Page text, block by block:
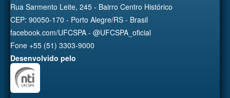
Rua Sarmento Leite, 245 - Bairro Centro Histórico
CEP: 90050-170 - Porto Alegre/RS - Brasil
facebook.com/UFCSPA - @UFCSPA_oficial
Fone +55 (51) 3303-9000
Desenvolvido pelo